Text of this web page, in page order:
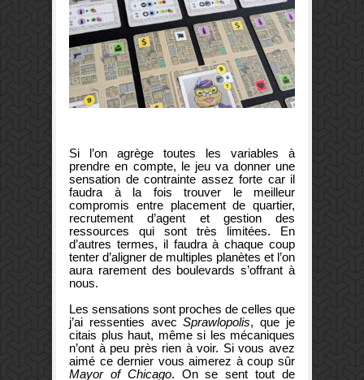
Si l’on agrège toutes les variables à
prendre en compte, le jeu va donner une
sensation de contrainte assez forte car il
faudra à la fois trouver le meilleur
compromis entre placement de quartier,
recrutement d’agent et gestion des
ressources qui sont très limitées. En
d’autres termes, il faudra à chaque coup
tenter d’aligner de multiples planètes et l’on
aura rarement des boulevards s’offrant à
nous.
Les sensations sont proches de celles que
j’ai ressenties avecSprawlopolis, que je
citais plus haut, même si les mécaniques
n’ont à peu près rien à voir. Si vous avez
aimé ce dernier vous aimerez à coup sûr
Mayor of Chicago. On se sent tout de